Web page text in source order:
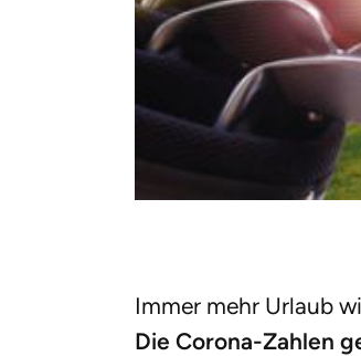
Immer mehr Urlaub
Die Corona-Zahlen